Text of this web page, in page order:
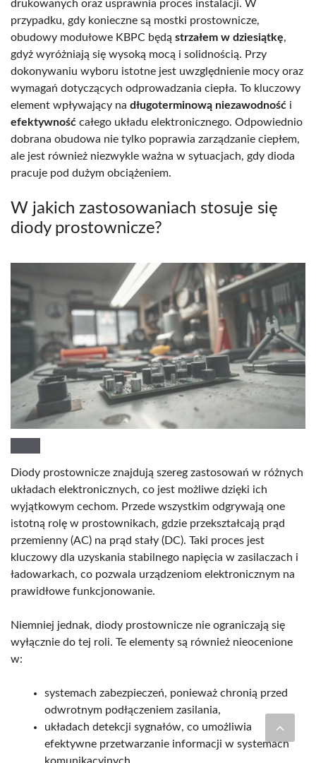
drukowanych oraz usprawnia proces instalacji. W
przypadku, gdy konieczne są mostki prostownicze,
obudowy modułowe KBPC będą strzałem w dziesiątkę,
gdyż wyróżniają się wysoką mocą i solidnością. Przy
dokonywaniu wyboru istotne jest uwzględnienie mocy oraz
wymagań dotyczących odprowadzania ciepła. To kluczowy
element wpływający na długoterminową niezawodność i
efektywność całego układu elektronicznego. Odpowiednio
dobrana obudowa nie tylko poprawia zarządzanie ciepłem,
ale jest również niezwykle ważna w sytuacjach, gdy dioda
pracuje pod dużym obciążeniem.
W jakich zastosowaniach stosuje się
diody prostownicze?
Diody prostownicze znajdują szereg zastosowań w różnych
układach elektronicznych, co jest możliwe dzięki ich
wyjątkowym cechom. Przede wszystkim odgrywają one
istotną rolę w prostownikach, gdzie przekształcają prąd
przemienny (AC) na prąd stały (DC). Taki proces jest
kluczowy dla uzyskania stabilnego napięcia w zasilaczach i
ładowarkach, co pozwala urządzeniom elektronicznym na
prawidłowe funkcjonowanie.
Niemniej jednak, diody prostownicze nie ograniczają się
wyłącznie do tej roli. Te elementy są również nieocenione
w:
systemach zabezpieczeń, ponieważ chronią przed
odwrotnym podłączeniem zasilania,
układach detekcji sygnałów, co umożliwia
efektywne przetwarzanie informacji w systemach